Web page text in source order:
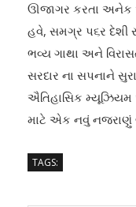
ઊજાગર કરતા અનેક
હવે, સમગ્ર પ૬ર દેશી
ભવ્ય ગાથા અને
સરદાર ના સપનાને
ઐતિહાસિક
માટે એક નવું
TAGS: